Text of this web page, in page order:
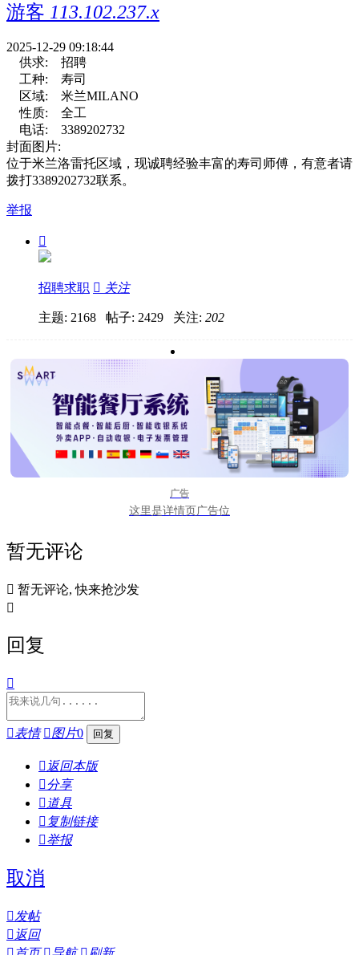
游客 113.102.237.x
2025-12-29 09:18:44
供求:
招聘
工种:
寿司
区域:
米兰MILANO
性质:
全工
电话:
3389202732
封面图片:
位于米兰洛雷托区域，现诚聘经验丰富的寿司师傅，有意者请
拨打3389202732联系。
举报

招聘求职  关注
主题: 2168 帖子: 2429 关注: 202
广告
这里是详情页广告位
暂无评论
 暂无评论, 快来抢沙发

回复

表情 图片0
 返回本版
分享
 道具
 复制链接
举报
取消
发帖
 返回